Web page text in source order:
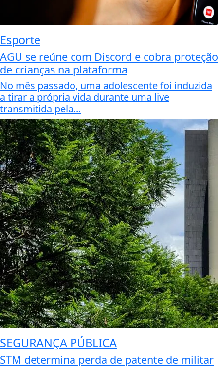
Esporte
AGU se reúne com Discord e cobra proteção
de crianças na plataforma
No mês passado, uma adolescente foi induzida
a tirar a própria vida durante uma live
transmitida pela...
SEGURANÇA PÚBLICA
STM determina perda de patente de militar